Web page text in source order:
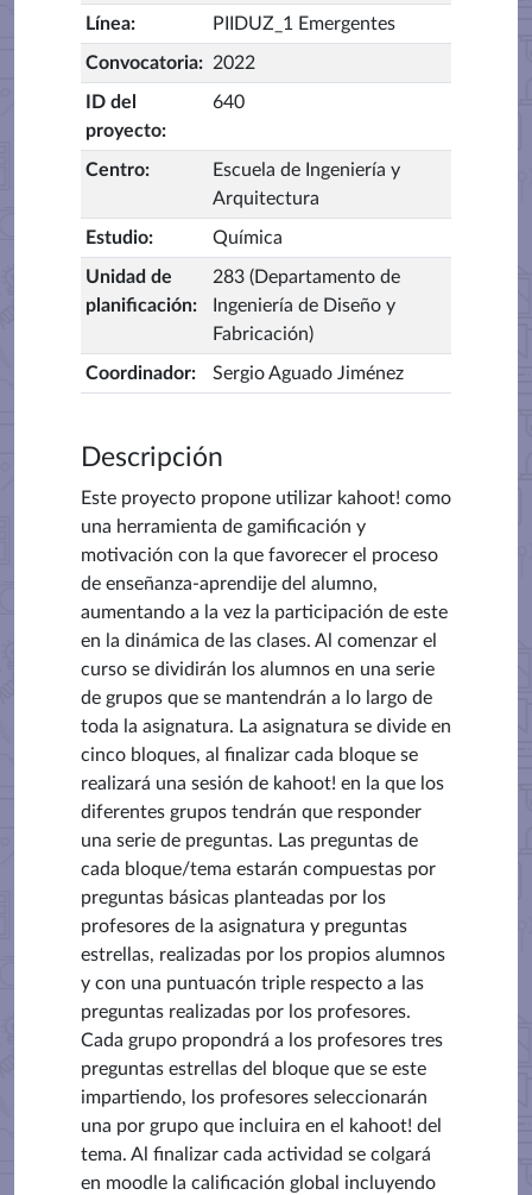
Línea: PIIDUZ_1 Emergentes
Convocatoria: 2022
ID del
proyecto:
640
Centro:
Escuela de Ingeniería y
Arquitectura
Estudio: Química
Unidad de
planificación:
283 (Departamento de
Ingeniería de Diseño y
Fabricación)
Coordinador: Sergio Aguado Jiménez
Descripción
Este proyecto propone utilizar kahoot! como
una herramienta de gamificación y
motivación con la que favorecer el proceso
de enseñanza-aprendije del alumno,
aumentando a la vez la participación de este
en la dinámica de las clases. Al comenzar el
curso se dividirán los alumnos en una serie
de grupos que se mantendrán a lo largo de
toda la asignatura. La asignatura se divide en
cinco bloques, al finalizar cada bloque se
realizará una sesión de kahoot! en la que los
diferentes grupos tendrán que responder
una serie de preguntas. Las preguntas de
cada bloque/tema estarán compuestas por
preguntas básicas planteadas por los
profesores de la asignatura y preguntas
estrellas, realizadas por los propios alumnos
y con una puntuacón triple respecto a las
preguntas realizadas por los profesores.
Cada grupo propondrá a los profesores tres
preguntas estrellas del bloque que se este
impartiendo, los profesores seleccionarán
una por grupo que incluira en el kahoot! del
tema. Al finalizar cada actividad se colgará
en moodle la calificación global incluyendo